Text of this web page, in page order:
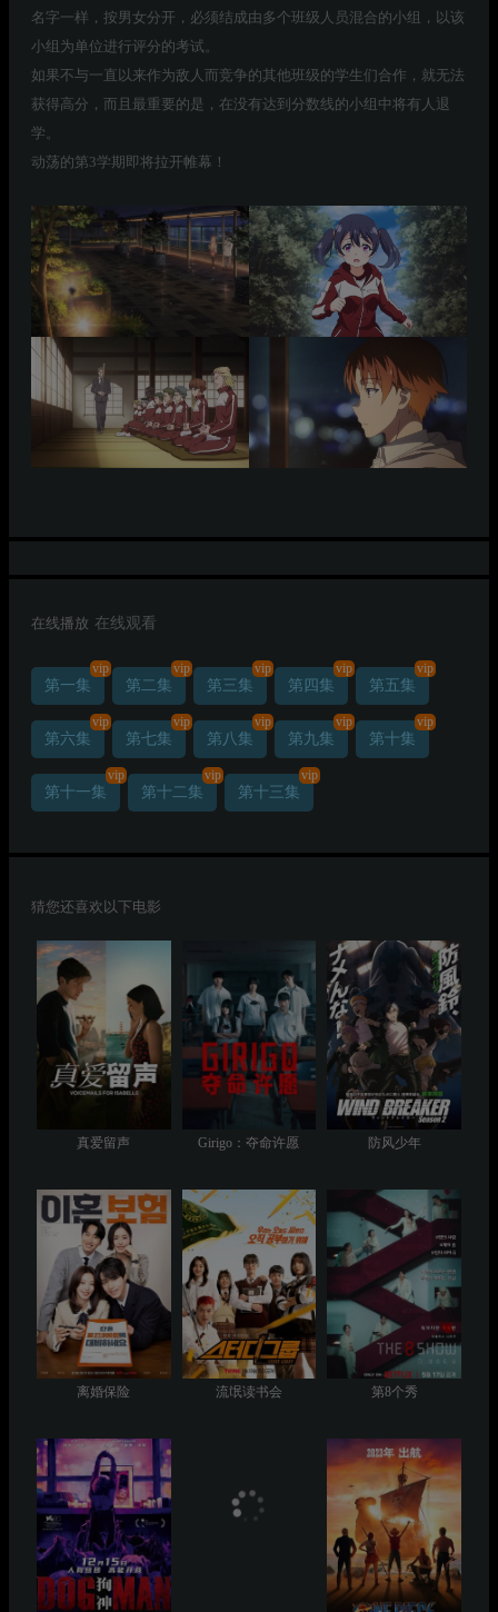
名字一样，按男女分开，必须结成由多个班级人员混合的小组，以该
小组为单位进行评分的考试。
如果不与一直以来作为敌人而竞争的其他班级的学生们合作，就无法
获得高分，而且最重要的是，在没有达到分数线的小组中将有人退
学。
动荡的第3学期即将拉开帷幕！
在线播放 在线观看
第一集
vip
第二集
vip
第三集
vip
第四集
vip
第五集
vip
第六集
vip
第七集
vip
第八集
vip
第九集
vip
第十集
vip
第十一集
vip
第十二集
vip
第十三集
vip
猜您还喜欢以下电影
真爱留声 Girigo：夺命许愿 防风少年
离婚保险 流氓读书会 第8个秀